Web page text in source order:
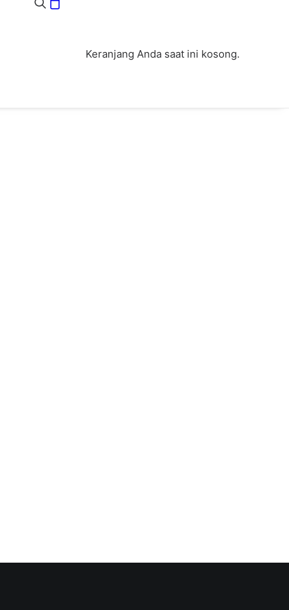
Keranjang Anda saat ini kosong.